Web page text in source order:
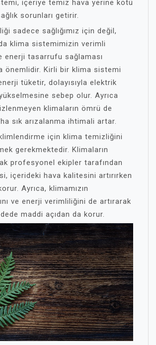
içeriye temiz hava yerine kötü
sorunları getirir.
sadece sağlığımız için değil,
klima sistemimizin verimli
enerji tasarrufu sağlaması
önemlidir. Kirli bir klima sistemi
tüketir, dolayısıyla elektrik
sebep olur. Ayrıca
klimaların ömrü de
sık arızalanma ihtimali artar.
için klima temizliğini
gerekmektedir. Klimaların
profesyonel ekipler tarafından
içerideki hava kalitesini artırırken
Ayrıca, klimamızın
ve enerji verimliliğini de artırarak
maddi açıdan da korur.